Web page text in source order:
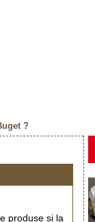
?
produse si la